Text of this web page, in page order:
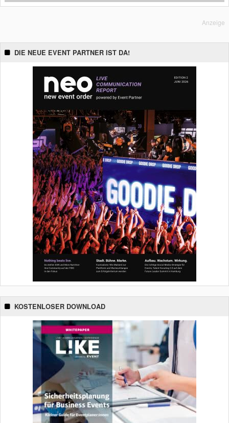
Anzeige
DIE NEUE EVENT PARTNER IST DA!
KOSTENLOSER DOWNLOAD